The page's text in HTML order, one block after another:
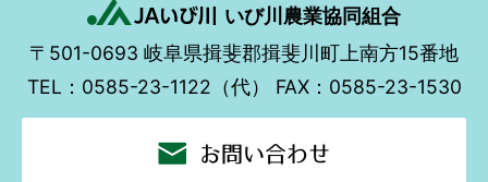
いび川農業協同組合
〒501-0693 岐阜県揖斐郡揖斐川町上南方15番地
TEL：0585-23-1122（代） FAX：0585-23-1530
お問い合わせ